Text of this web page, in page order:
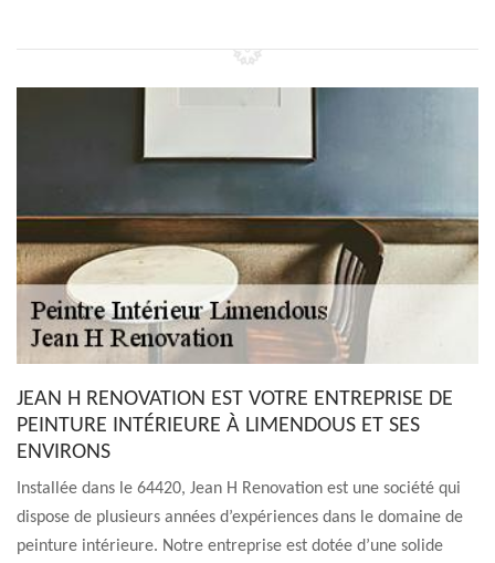
JEAN H RENOVATION EST VOTRE ENTREPRISE DE
PEINTURE INTÉRIEURE À LIMENDOUS ET SES
ENVIRONS
Installée dans le 64420, Jean H Renovation est une société qui
dispose de plusieurs années d’expériences dans le domaine de
peinture intérieure. Notre entreprise est dotée d’une solide